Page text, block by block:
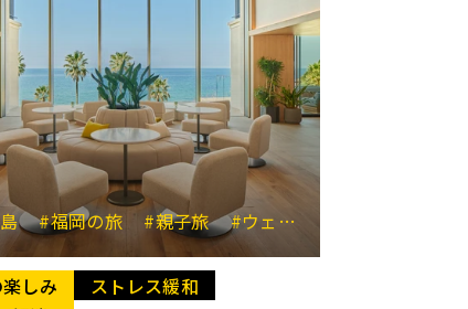
島 #福岡の旅 #親子旅 #ウェルビーイング
しみ
ストレス緩和